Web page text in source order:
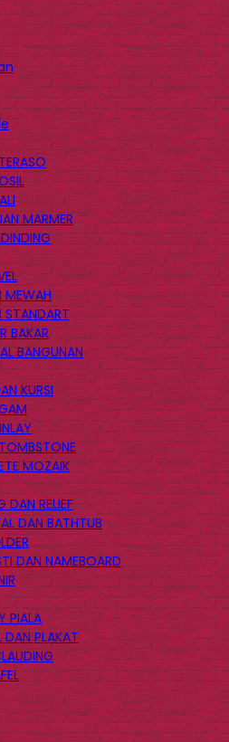
MARMER
MEWAH
STANDART
BAKAR
BANGUNAN
KURSI
MOZAIK
DAN RELIEF
DAN BATHTUB
DAN NAMEBOARD
PIALA
DAN PLAKAT